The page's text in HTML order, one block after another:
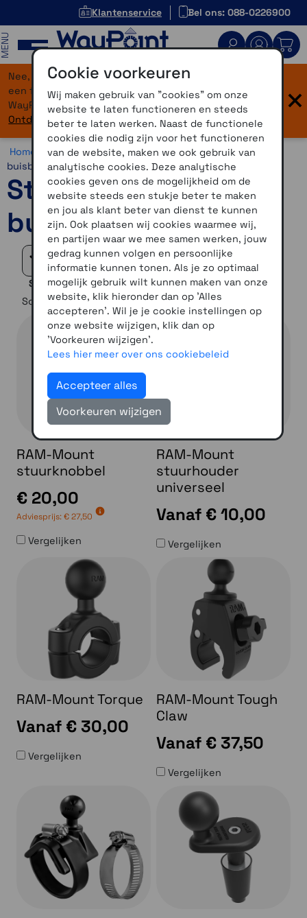
Klantenservice Bel ons: 088-0226900
Nee, je bent niet verdwaald! Onze website heeft
een flinke upgrade gekregen. Dezelfde vertrouwde
WayPoint-service, maar dan in een modern jasje.
Ontdek hier wat er allemaal nieuw is.
×
Home >Motor >Montage >RAM Mounts >Stuur -
buisbevestiging
Stuur -
buisbevestiging
Filteren
Selectie verfijnen
Sorteer op
RAM-Mount
stuurknobbel
€ 20,00
Adviesprijs:€ 27,50
Vergelijken
RAM-Mount
stuurhouder
universeel
Vanaf € 10,00
Vergelijken
RAM-Mount Torque
Vanaf € 30,00
Vergelijken
RAM-Mount Tough
Claw
Vanaf € 37,50
Vergelijken
Cookie voorkeuren
Wij maken gebruik van "cookies" om onze
website te laten functioneren en steeds
beter te laten werken. Naast de functionele
cookies die nodig zijn voor het functioneren
van de website, maken we ook gebruik van
analytische cookies. Deze analytische
cookies geven ons de mogelijkheid om de
website steeds een stukje beter te maken
en jou als klant beter van dienst te kunnen
zijn. Ook plaatsen wij cookies waarmee wij,
en partijen waar we mee samen werken, jouw
gedrag kunnen volgen en persoonlijke
informatie kunnen tonen. Als je zo optimaal
mogelijk gebruik wilt kunnen maken van onze
website, klik hieronder dan op 'Alles
accepteren'. Wil je je cookie instellingen op
onze website wijzigen, klik dan op
'Voorkeuren wijzigen'.
Lees hier meer over ons cookiebeleid
Accepteer alles
Voorkeuren wijzigen